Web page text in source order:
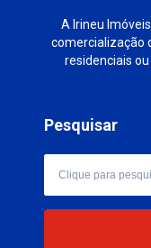
A Irineu
comercialização
residenciais
Pesquisar